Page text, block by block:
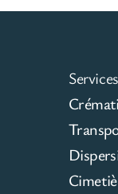
Services